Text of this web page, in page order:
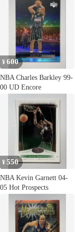
¥600
NBA Charles Barkley 99-
00 UD Encore
¥550
NBA Kevin Garnett 04-
05 Hot Prospects